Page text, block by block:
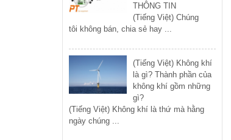
THÔNG TIN
(Tiếng Việt) Chúng
tôi không bán, chia sẻ hay ...
(Tiếng Việt) Không khí
là gì? Thành phần của
không khí gồm những
gì?
(Tiếng Việt) Không khí là thứ mà hằng
ngày chúng ...